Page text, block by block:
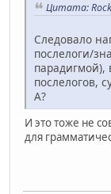
Цитата:
Следовало
послелоги/
послелогов,
А?
И это тоже не
для